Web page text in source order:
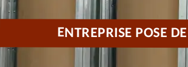
ENTREPRISE POSE